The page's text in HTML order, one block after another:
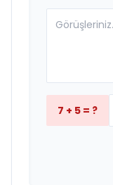
7 + 5 = ?